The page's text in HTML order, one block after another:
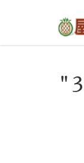
屋
タルサ